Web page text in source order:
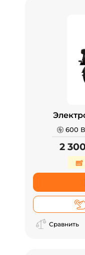
600
2
Сравнить